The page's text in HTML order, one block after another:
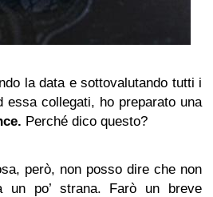
la data e sottovalutando tutti i
essa collegati, ho preparato una
Perché dico questo?
però, non posso dire che non
un po’ strana. Farò un breve